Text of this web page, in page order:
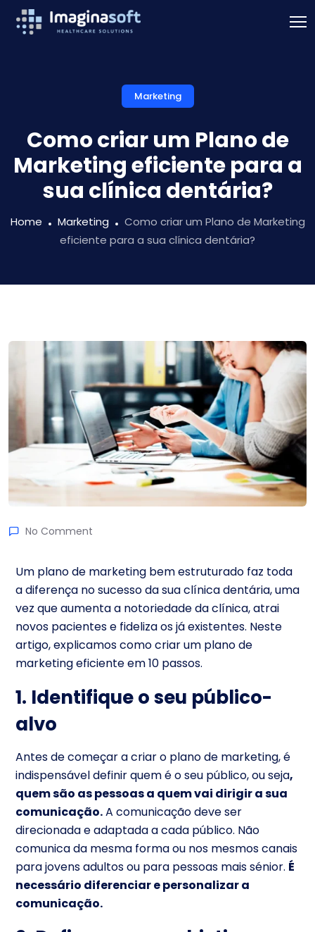
Marketing
Como criar um Plano de
Marketing eficiente para a
sua clínica dentária?
Home Marketing
Como criar um Plano de Marketing
eficiente para a sua clínica dentária?
No Comment
Um plano de marketing bem estruturado faz toda
a diferença no sucesso da sua clínica dentária, uma
vez que aumenta a notoriedade da clínica, atrai
novos pacientes e fideliza os já existentes. Neste
artigo, explicamos como criar um plano de
marketing eficiente em 10 passos.
1. Identifique o seu público-
alvo
Antes de começar a criar o plano de marketing, é
indispensável definir quem é o seu público, ou seja,
quem são as pessoas a quem vai dirigir a sua
comunicação.A comunicação deve ser
direcionada e adaptada a cada público. Não
comunica da mesma forma ou nos mesmos canais
para jovens adultos ou para pessoas mais sénior. É
necessário diferenciar e personalizar a
comunicação.